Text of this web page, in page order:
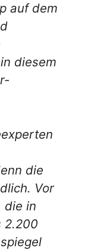
auf dem
diesem
die
Vor
die in
2.200